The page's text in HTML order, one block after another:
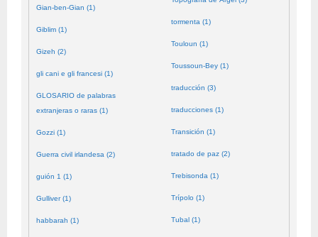
Gian-ben-Gian (1)
Giblim (1)
Gizeh (2)
gli cani e gli francesi (1)
GLOSARIO de palabras
extranjeras o raras (1)
Gozzi (1)
Guerra civil irlandesa (2)
guión 1 (1)
Gulliver (1)
habbarah (1)
tormenta (1)
Touloun (1)
Toussoun-Bey (1)
traducción (3)
traducciones (1)
Transición (1)
tratado de paz (2)
Trebisonda (1)
Trípolo (1)
Tubal (1)